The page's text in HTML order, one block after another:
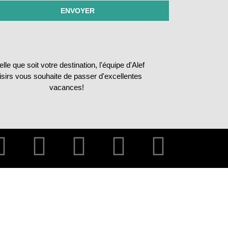
ENVOYER
que soit votre destination, l'équipe d'Alef
vous souhaite de passer d'excellentes
vacances!